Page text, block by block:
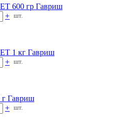
600 гр Гавриш
+ шт.
1 кг Гавриш
+ шт.
Гавриш
+ шт.